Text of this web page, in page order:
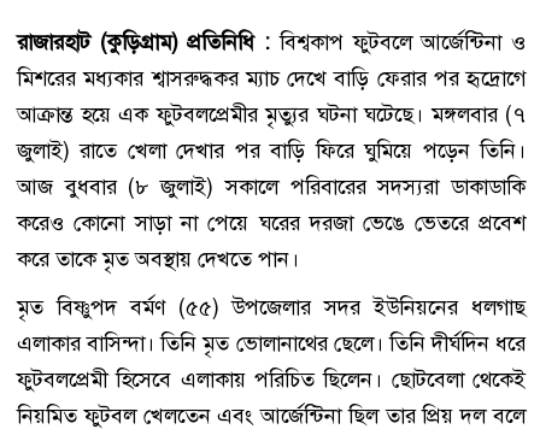
রাজারহাট (কুড়িগ্রাম) প্রতিনিধি :বিশ্বকাপ ফুটবলে আর্জেন্টিনা ও
মিশরের মধ্যকার শ্বাসরুদ্ধকর ম্যাচ দেখে বাড়ি ফেরার পর হৃদ্রোগে
আক্রান্ত হয়ে এক ফুটবলপ্রেমীর মৃত্যুর ঘটনা ঘটেছে। মঙ্গলবার (৭
জুলাই) রাতে খেলা দেখার পর বাড়ি ফিরে ঘুমিয়ে পড়েন তিনি।
আজ বুধবার (৮ জুলাই) সকালে পরিবারের সদস্যরা ডাকাডাকি
করেও কোনো সাড়া না পেয়ে ঘরের দরজা ভেঙে ভেতরে প্রবেশ
করে তাকে মৃত অবস্থায় দেখতে পান।
মৃত বিষ্ণুপদ বর্মণ (৫৫) উপজেলার সদর ইউনিয়নের ধলগাছ
এলাকার বাসিন্দা। তিনি মৃত ভোলানাথের ছেলে। তিনি দীর্ঘদিন ধরে
ফুটবলপ্রেমী হিসেবে এলাকায় পরিচিত ছিলেন। ছোটবেলা থেকেই
নিয়মিত ফুটবল খেলতেন এবং আর্জেন্টিনা ছিল তার প্রিয় দল বলে